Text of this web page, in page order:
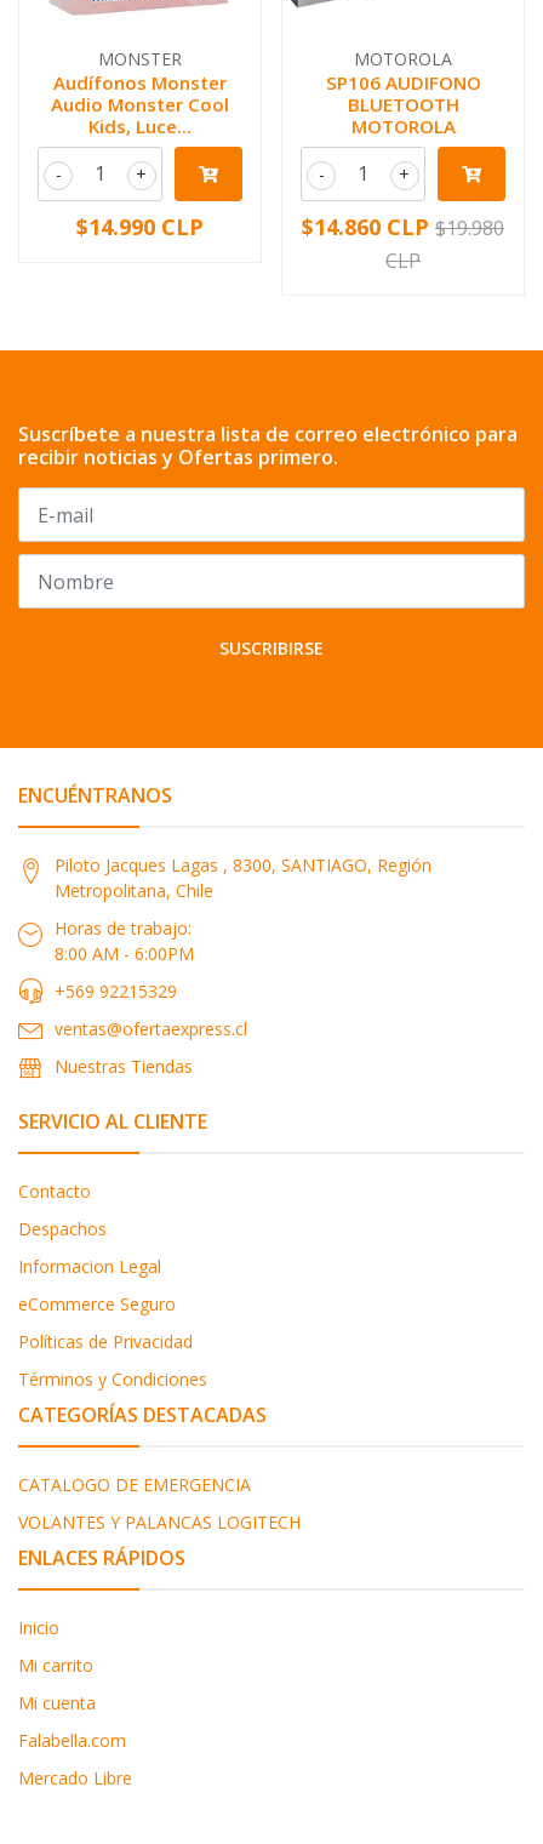
MONSTER
Audífonos Monster
Audio Monster Cool
Kids, Luce...
+
-
$14.990 CLP
MOTOROLA
SP106 AUDIFONO
BLUETOOTH
MOTOROLA
+
-
$14.860 CLP $19.980
CLP
Suscríbete a nuestra lista de correo electrónico para
recibir noticias y Ofertas primero.
SUSCRIBIRSE
ENCUÉNTRANOS
Piloto Jacques Lagas , 8300, SANTIAGO, Región
Metropolitana, Chile
Horas de trabajo:
8:00 AM - 6:00PM
+569 92215329
ventas@ofertaexpress.cl
Nuestras Tiendas
SERVICIO AL CLIENTE
Contacto
Despachos
Informacion Legal
eCommerce Seguro
Políticas de Privacidad
Términos y Condiciones
CATEGORÍAS DESTACADAS
CATALOGO DE EMERGENCIA
VOLANTES Y PALANCAS LOGITECH
ENLACES RÁPIDOS
Inicio
Mi carrito
Mi cuenta
Falabella.com
Mercado Libre